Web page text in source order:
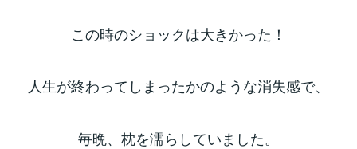
この時のショックは大きかった！
人生が終わってしまったかのような消失感で、
毎晩、枕を濡らしていました。